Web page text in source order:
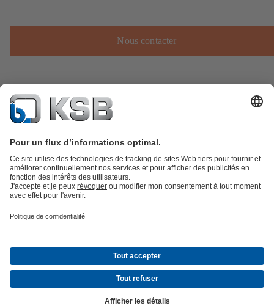
Nous contacter
IndustrieBâtiment
SociétéActualités & ÉvènementsPresseOpportunités de carrière chez